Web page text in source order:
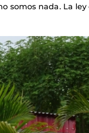
somos nada. La